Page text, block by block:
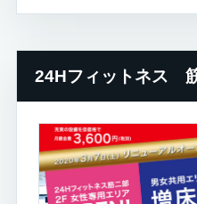
24Hフィットネス